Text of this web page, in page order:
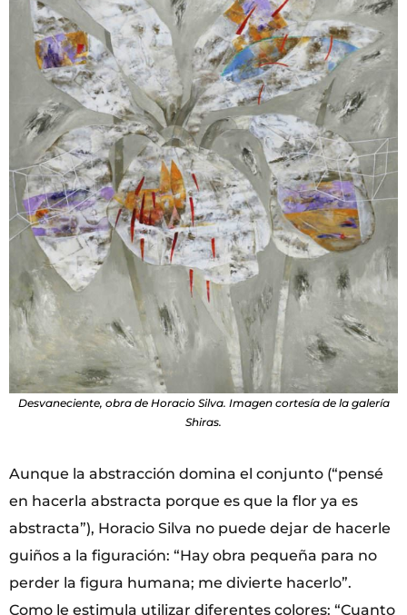
Desvaneciente, obra de Horacio Silva. Imagen cortesía de la galería
Shiras.
Aunque la abstracción domina el conjunto (“pensé
en hacerla abstracta porque es que la flor ya es
abstracta”), Horacio Silva no puede dejar de hacerle
guiños a la figuración: “Hay obra pequeña para no
perder la figura humana; me divierte hacerlo”.
Como le estimula utilizar diferentes colores: “Cuanto